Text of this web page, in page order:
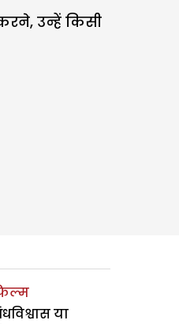
उन्हें किसी
या